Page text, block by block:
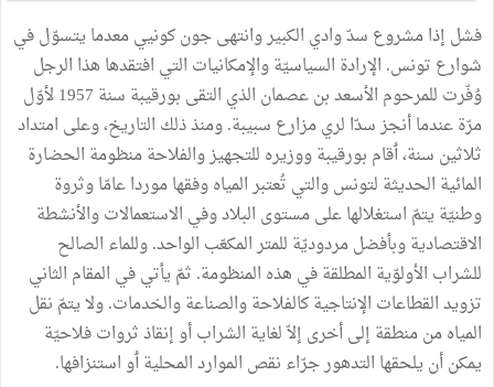
فشل إذامشروع سدّوادي الكبيروانتهىجونكونييمعدما يتسوّلفي
شوارع تونس. الإرادة السياسيّةوالإمكانيات التي افتقدها هذا الرجل
وُفّرت للمرحوم الأسعدبنعصمان الذي التقى بورقيبة سنة 1957 لأوّل
مرّةعندماأنجزسدّا لريمزارع سبيبة.ومنذذلك التاريخ،وعلى امتداد
ثلاثين سنة،ٲقام بورقيبةووزيره للتجهيزوالفلاحةمنظومة الحضارة
المائية الحديثة لتونسوالتي تُعتبرالمياهوفقهامورداعامّاوثروة
وطنيّة يتمّ استغلالهاعلىمستوى البلادوفي الاستعمالاتوالأنشطة
الاقتصاديةوبأفضلمردوديّة للمترالمكعّب الواحد.وللماء الصالح
للشراب الأولوّية المطلقةفي هذه المنظومة. ثمّ يأتيفي المقام الثاني
تزويدالقطاعات الإنتاجيةكالفلاحةوالصناعةوالخدمات.ولايتمّ نقل
المياهمنمنطقة إلىأخرى إلاّلغاية الشرابأوإنقاذثرواتفلاحيّة
يمكنأن يلحقها التدهورجرّاء نقص المواردالمحليةٲواستنزافها.